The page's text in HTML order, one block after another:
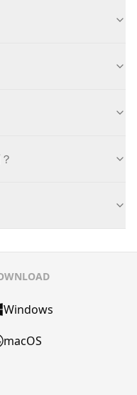
Windows
macOS